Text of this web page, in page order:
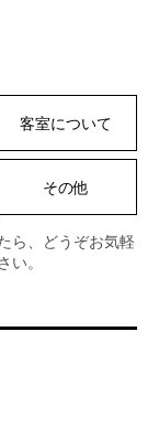
客室について
その他
ら、どうぞお気軽
い。